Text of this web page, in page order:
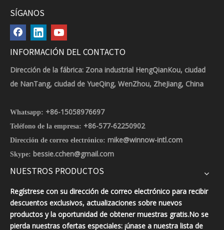
SÍGANOS
INFORMACIÓN DEL CONTACTO
Dirección de la fábrica: Zona industrial HengQianKou, ciudad
de NanTang, ciudad de YueQing, WenZhou, ZheJiang, China
Whatsapp: +86-15058976697
Teléfono de la empresa: +86-577-62250902
Dirección de correo electrónico: mike@winnow-intl.com
Skype: bessie.cchen@gmail.com
NUESTROS PRODUCTOS
Regístrese con su dirección de correo electrónico para recibir
descuentos exclusivos, actualizaciones sobre nuevos
productos y la oportunidad de obtener muestras gratis.No se
pierda nuestras ofertas especiales: ¡únase a nuestra lista de